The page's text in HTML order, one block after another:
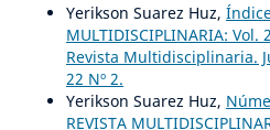
Yerikson Suarez Huz,
MULTIDISCIPLINARIA:
Revista Multidisciplinaria.
22 Nº 2.
Yerikson Suarez Huz,
REVISTA